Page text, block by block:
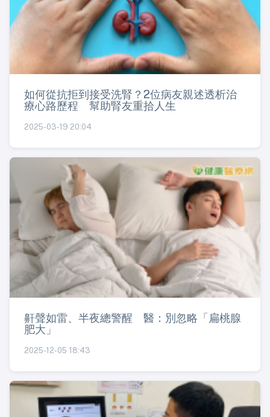
如何從抗拒到接受洗腎？2位病友親述透析治
療心路歷程 幫助腎友重拾人生
2025-03-19 20:04
鼾聲如雷、半夜總警醒 醫：別忽略「扁桃腺
肥大」
2025-12-05 18:43